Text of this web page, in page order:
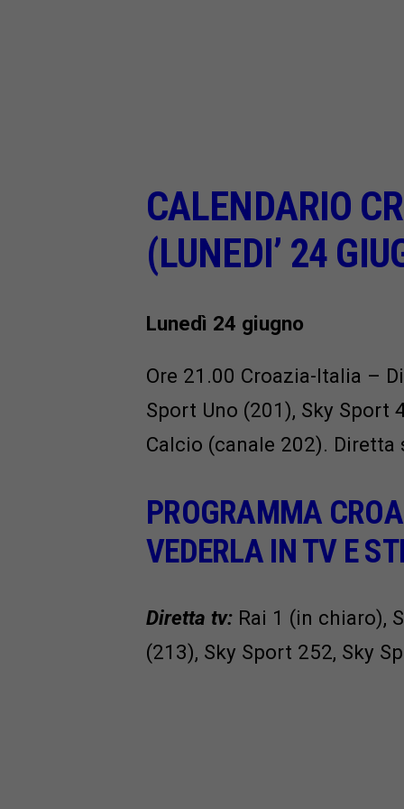
CALENDARIO
(LUNEDI’ 24
Lunedì 24 giugno
Ore 21.00 Croazia-Italia –
Sport Uno (201), Sky Sport
Calcio (canale 202). Diretta
PROGRAMMA
VEDERLA IN TV E
Diretta tv: Rai 1 (in chiaro),
(213), Sky Sport 252, Sky